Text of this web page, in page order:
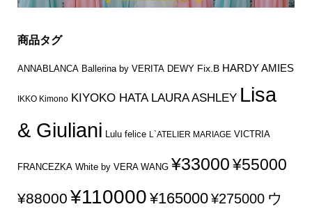
商品タグ
ANNABLANCA Ballerina by VERITA DEWY Fix.B HARDY AMIES
IKKO Kimono KIYOKO HATA LAURA ASHLEY Lisa
& Giuliani Lulu felice L`ATELIER MARIAGE VICTRIA
FRANCEZKA White by VERA WANG ¥33000¥55000
¥88000 ¥110000 ¥165000¥275000 ウ